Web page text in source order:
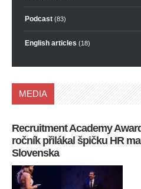
Podcast (83)
English articles (18)
MEDIA
Recruitment Academy
ročník přilákal špičku HR
Slovenska